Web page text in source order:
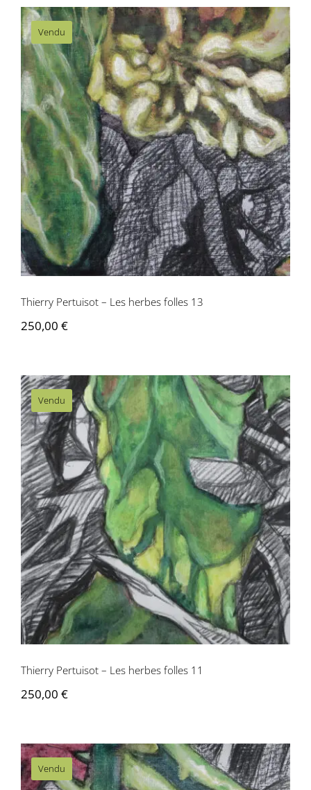
Vendu
Thierry Pertuisot – Les herbes folles 13
Thierry Pertuisot – Les herbes folles 13
250,00 €
Vendu
Thierry Pertuisot – Les herbes folles 11
Thierry Pertuisot – Les herbes folles 11
250,00 €
Vendu